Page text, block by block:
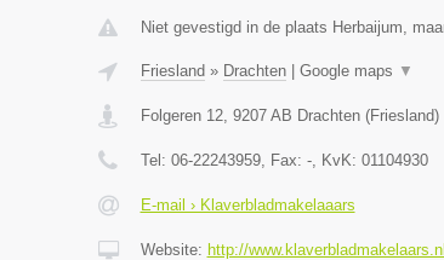
Niet gevestigd in de plaats Herbaijum,
Friesland » Drachten| Google maps ▼
Folgeren 12, 9207 AB Drachten(Friesland)
Tel: 06-22243959, Fax: -, KvK: 01104930
E-mail › Klaverbladmakelaaars
Website: http://www.klaverbladmakelaars.nl